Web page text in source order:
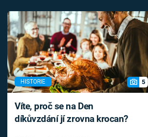
HISTORIE 5
Víte, proč se na Den
díkůvzdání jí zrovna krocan?